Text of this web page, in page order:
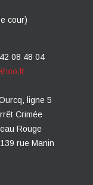
cour)
08 48 04
ligne 5
Crimée
Rouge
rue Manin